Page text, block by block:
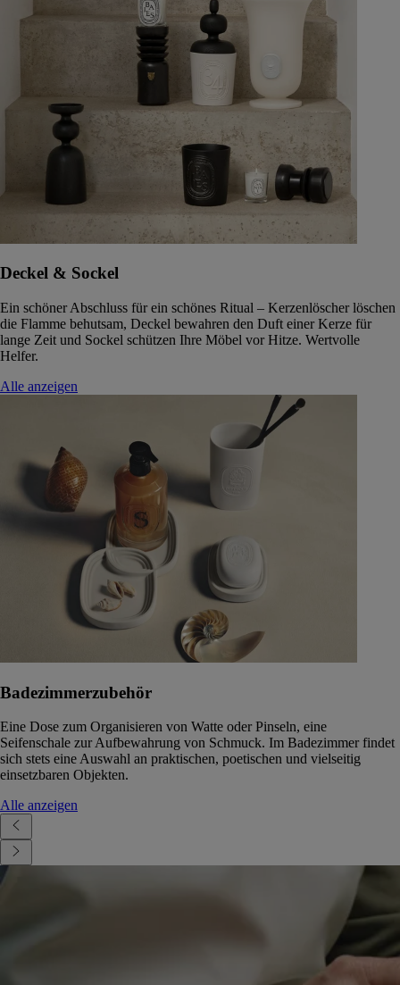
Deckel & Sockel
Ein schöner Abschluss für ein schönes Ritual – Kerzenlöscher löschen
die Flamme behutsam, Deckel bewahren den Duft einer Kerze für
lange Zeit und Sockel schützen Ihre Möbel vor Hitze. Wertvolle
Helfer.
Alle anzeigen
Badezimmerzubehör
Eine Dose zum Organisieren von Watte oder Pinseln, eine
Seifenschale zur Aufbewahrung von Schmuck. Im Badezimmer findet
sich stets eine Auswahl an praktischen, poetischen und vielseitig
einsetzbaren Objekten.
Alle anzeigen